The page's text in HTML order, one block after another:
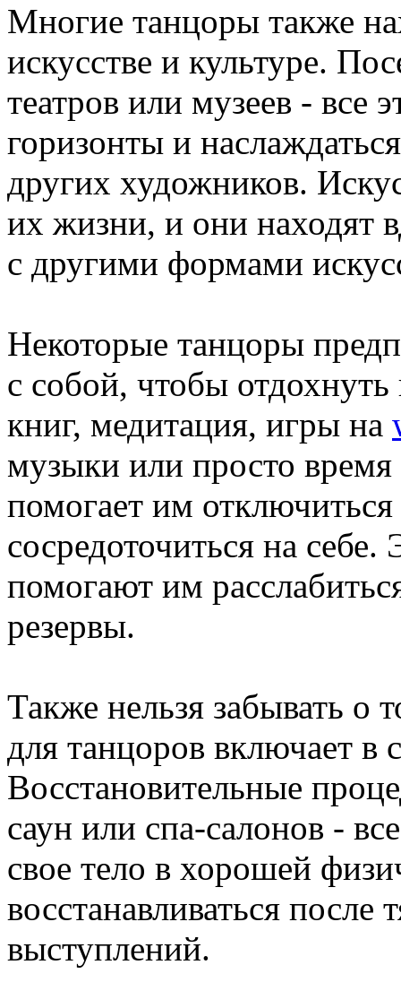
Многие танцоры также
искусстве и культуре.
театров или музеев - все
горизонты и
других художников.
их жизни, и они находят
с другими формами
Некоторые танцоры
с собой, чтобы отдохнуть
книг, медитация, игры на
музыки или просто
помогает им
сосредоточиться на
помогают им
резервы.
Также нельзя забывать о
для танцоров включает в
Восстановительные
саун или спа-салонов -
свое тело в хорошей
восстанавливаться
выступлений.